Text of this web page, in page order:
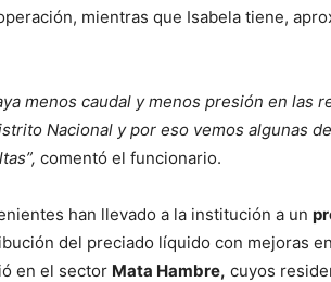
mientras que Isabela tiene,
menos caudal y menos presión en las
Nacional y por eso vemos algunas
comentó el funcionario.
han llevado a la institución a un
del preciado líquido con mejoras
en el sector Mata Hambre, cuyos